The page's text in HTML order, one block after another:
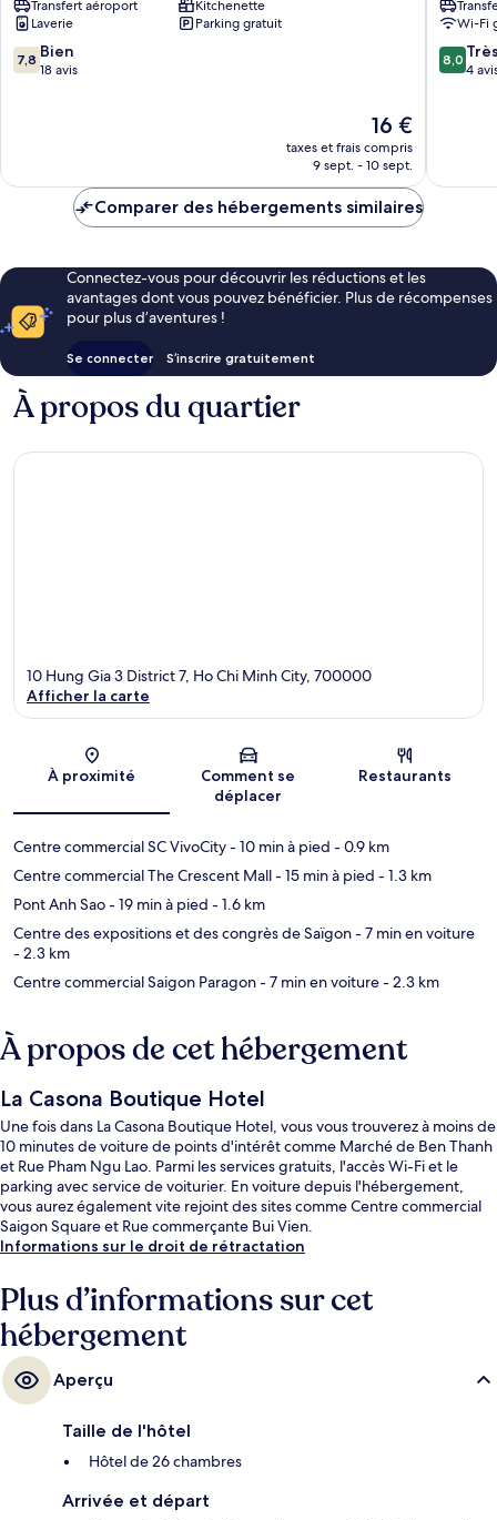
Apartments
7e
arrondissement
Transfert aéroport
Kitchenette
Laverie
Parking gratuit
7.8
sur
7,8 Bien
18 avis
Le
nouveau
prix
de
16 €
taxes et frais compris
9 sept. - 10 sept.
7e
Wi-Fi
8.0
sur
8,0
4
Comparer des hébergements similaires
Connectez-vous pour découvrir les réductions et les
avantages dont vous pouvez bénéficier. Plus de récompenses
pour plus d’aventures !
Se connecter S’inscrire gratuitement
À propos du quartier
Carte
10 Hung Gia 3 District 7, Ho Chi Minh City, 700000
Afficher la carte
À proximité
Comment se
déplacer
Restaurants
Centre commercial SC VivoCity- 10 min à pied - 0.9 km
Centre commercial The Crescent Mall- 15 min à pied - 1.3 km
Pont Anh Sao- 19 min à pied - 1.6 km
Centre des expositions et des congrès de Saïgon- 7 min en voiture
- 2.3 km
Centre commercial Saigon Paragon- 7 min en voiture- 2.3 km
À propos de cet hébergement
La Casona Boutique Hotel
Une fois dans La Casona Boutique Hotel, vous vous trouverez à moins de
10 minutes de voiture de points d'intérêt comme Marché de Ben Thanh
et Rue Pham Ngu Lao. Parmi les services gratuits, l'accès Wi-Fi et le
parking avec service de voiturier. En voiture depuis l'hébergement,
vous aurez également vite rejoint des sites comme Centre commercial
Saigon Square et Rue commerçante Bui Vien.
Informations sur le droit de rétractation
Plus d’informations sur cet
hébergement
Aperçu
Taille de l'hôtel
Hôtel de 26 chambres
Arrivée et départ